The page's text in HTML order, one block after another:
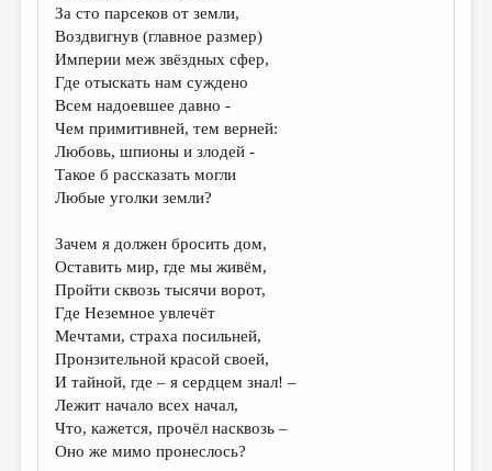
ОТДЕЛЫ И РУБРИКИ
ИЗБРАННОЕ
ДАЙДЖЕСТ
ПРОИЗВЕДЕНИЯ
ПЕРЕВОДЫ
КОНКУРСЫ
ДЕТСКАЯ КОМНАТА
КНИЖНАЯ ПОЛКА
ОБЗОР ЛИТЕРАТУРЫ
СТРАНИЦЫ ПАМЯТИ
ОБЪЯВЛЕНИЯ
КОЛОНКА РЕДАКТОРА
За сто парсеков от земли,
Воздвигнув (главное размер)
Империи меж звёздных сфер,
Где отыскать нам суждено
Всем надоевшее давно -
Чем примитивней, тем верней:
Любовь, шпионы и злодей -
Такое б рассказать могли
Любые уголки земли?
Зачем я должен бросить дом,
Оставить мир, где мы живём,
Пройти сквозь тысячи ворот,
Где Неземное увлечёт
Мечтами, страха посильней,
Пронзительной красой своей,
И тайной, где – я сердцем знал! –
Лежит начало всех начал,
Что, кажется, прочёл насквозь –
Оно же мимо пронеслось?